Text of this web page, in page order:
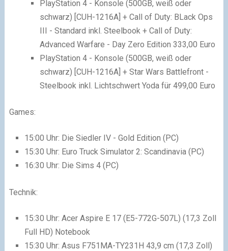
PlayStation 4 - Konsole (500GB, weiß oder
schwarz) [CUH-1216A] + Call of Duty: BLack Ops
III - Standard inkl. Steelbook + Call of Duty:
Advanced Warfare - Day Zero Edition 333,00 Euro
PlayStation 4 - Konsole (500GB, weiß oder
schwarz) [CUH-1216A] + Star Wars Battlefront -
Steelbook inkl. Lichtschwert Yoda für 499,00 Euro
Games:
15:00 Uhr: Die Siedler IV - Gold Edition (PC)
15:30 Uhr: Euro Truck Simulator 2: Scandinavia (PC)
16:30 Uhr: Die Sims 4 (PC)
Technik:
15:30 Uhr: Acer Aspire E 17 (E5-772G-507L) (17,3 Zoll
Full HD) Notebook
15:30 Uhr: Asus F751MA-TY231H 43,9 cm (17,3 Zoll)